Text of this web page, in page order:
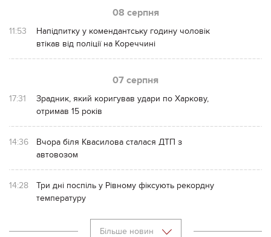
08 серпня
11:53
Напідпитку у комендантську годину чоловік
втікав від поліції на Кореччині
07 серпня
17:31
Зрадник, який коригував удари по Харкову,
отримав 15 років
14:36
Вчора біля Квасилова сталася ДТП з
автовозом
14:28
Три дні поспіль у Рівному фіксують рекордну
температуру
Більше новин